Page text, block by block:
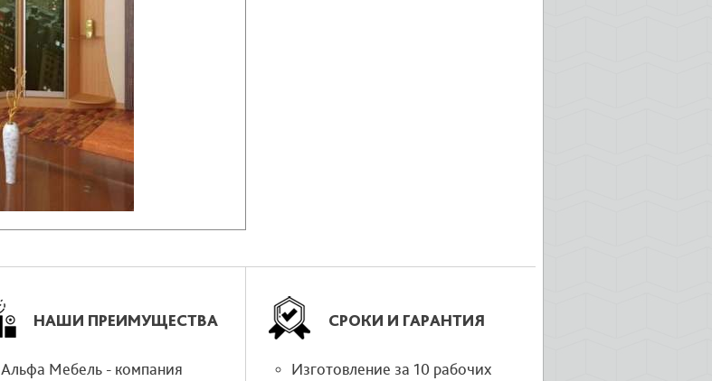
НАШИ ПРЕИМУЩЕСТВА
Альфа Мебель - компания
СРОКИ И ГАРАНТИЯ
Изготовление за 10 рабочих